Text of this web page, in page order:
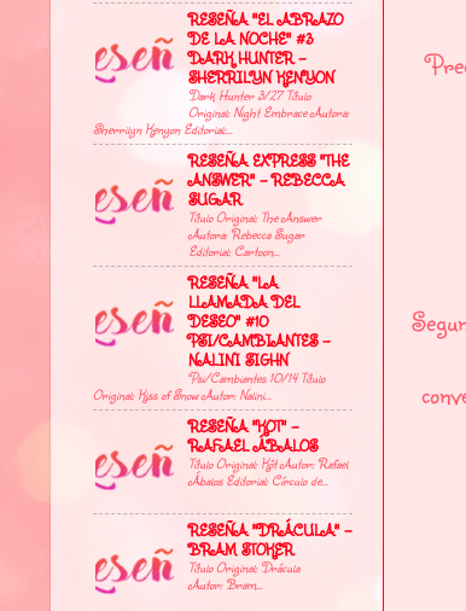
RESEÑA "EL ABRAZO
DE LA NOCHE" #3
DARK HUNTER -
SHERRILYN KENYON
Dark Hunter 3/27 Título
Original: Night Embrace Autora:
Sherrilyn Kenyon Editorial:...
RESEÑA EXPRESS "THE
ANSWER" - REBECCA
SUGAR
Título Original: The Answer
Autora: Rebecca Sugar
Editorial: Cartoon...
RESEÑA "LA
LLAMADA DEL
DESEO" #10
PSI/CAMBIANTES -
NALINI SIGHN
Psi/Cambiantes 10/14 Título
Original: Kiss of Snow Autor: Nalini...
RESEÑA "KÔT" -
RAFAEL ÁBALOS
Título Original: Kôt Autor: Rafael
Ábalos Editorial: Círculo de...
RESEÑA "DRÁCULA" -
BRAM STOKER
Título Original: Drácula
Autor: Bram...